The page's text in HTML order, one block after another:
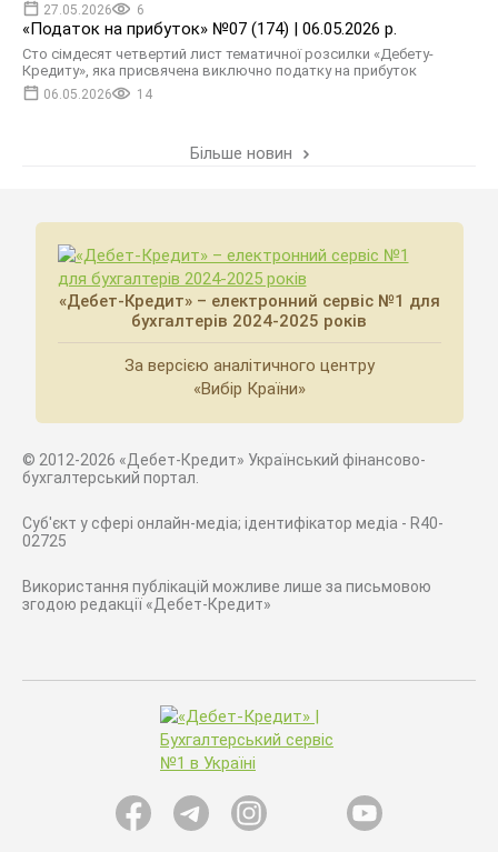
27.05.2026 6
«Податок на прибуток» №07 (174) | 06.05.2026 р.
Сто сімдесят четвертий лист тематичної розсилки «Дебету-
Кредиту», яка присвячена виключно податку на прибуток
06.05.2026 14
Більше новин
«Дебет-Кредит» – електронний сервіс №1 для
бухгалтерів 2024-2025 років
За версією аналітичного центру
«Вибір Країни»
© 2012-2026 «Дебет-Кредит» Український фінансово-
бухгалтерський портал.
Суб'єкт у сфері онлайн-медіа; ідентифікатор медіа - R40-
02725
Використання публікацій можливе лише за письмовою
згодою редакції «Дебет-Кредит»